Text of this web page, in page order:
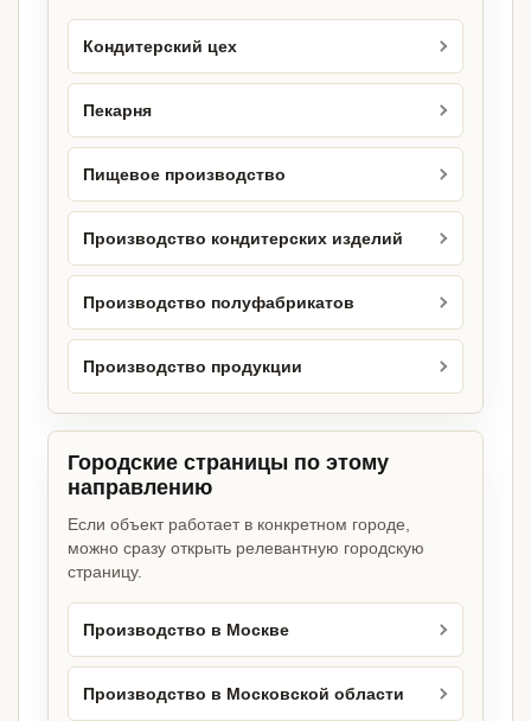
Кондитерский цех
Пекарня
Пищевое производство
Производство кондитерских изделий
Производство полуфабрикатов
Производство продукции
Городские страницы по этому
направлению
Если объект работает в конкретном городе,
можно сразу открыть релевантную городскую
страницу.
Производство в Москве
Производство в Московской области